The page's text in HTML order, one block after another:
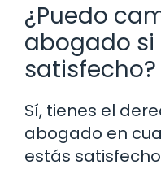
¿Puedo
abogado si
satisfecho?
Sí, tienes el
abogado en
estás